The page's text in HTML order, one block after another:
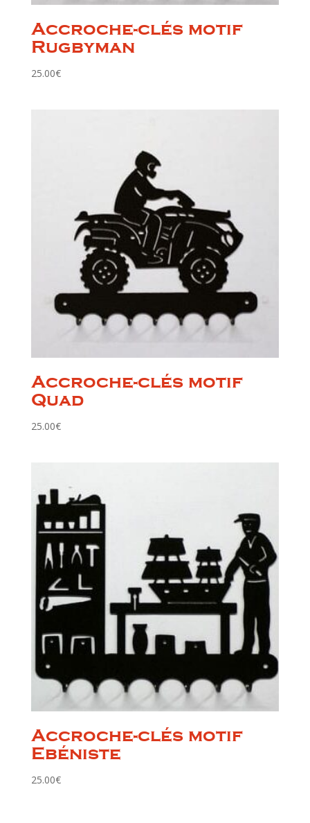
Accroche-clés motif
Rugbyman
25.00€
Accroche-clés motif
Quad
25.00€
Accroche-clés motif
Ebéniste
25.00€